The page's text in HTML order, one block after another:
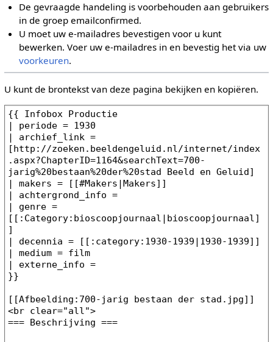
De gevraagde handeling is voorbehouden aan gebruikers
in de groep emailconfirmed.
U moet uw e-mailadres bevestigen voor u kunt
bewerken. Voer uw e-mailadres in en bevestig het via uw
voorkeuren.
U kunt de brontekst van deze pagina bekijken en kopiëren.